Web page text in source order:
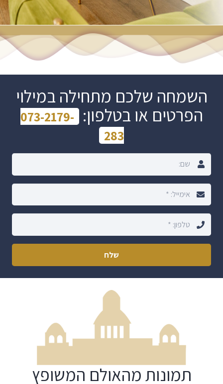
השמחה שלכם מתחילה במילוי
הפרטים או בטלפון: 073-2179-
283
שלח
תמונות מהאולם המשופץ